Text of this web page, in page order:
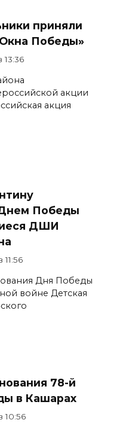
приняли
Победы»
13:36
акции
акция
Победы
ДШИ
Дня Победы
войне Детская
78-й
в Кашарах
10:56